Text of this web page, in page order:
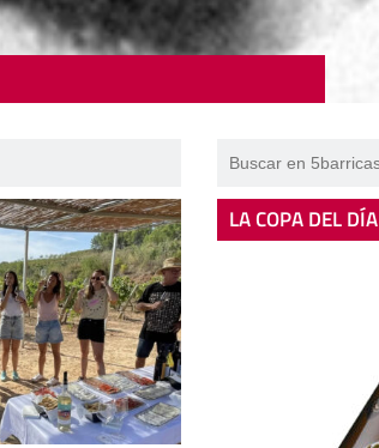
LA COPA DEL DÍA